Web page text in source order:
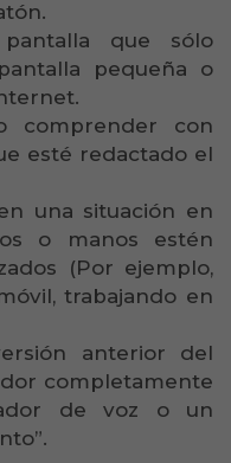
que sólo
pequeña o
comprender con
esté redactado el
una situación en
o manos estén
(Por ejemplo,
trabajando en
anterior del
completamente
de voz o un